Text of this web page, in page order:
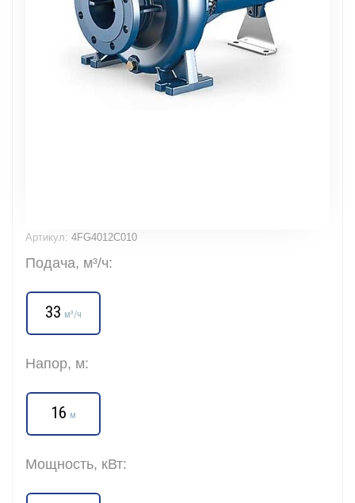
Артикул: 4FG4012C010
Подача, м³/ч:
33 м³/ч
Напор, м:
16 м
Мощность, кВт: